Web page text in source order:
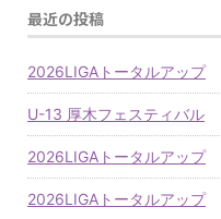
最近の投稿
2026LIGAトータルアップ
U-13 厚木フェスティバル
2026LIGAトータルアップ
2026LIGAトータルアップ